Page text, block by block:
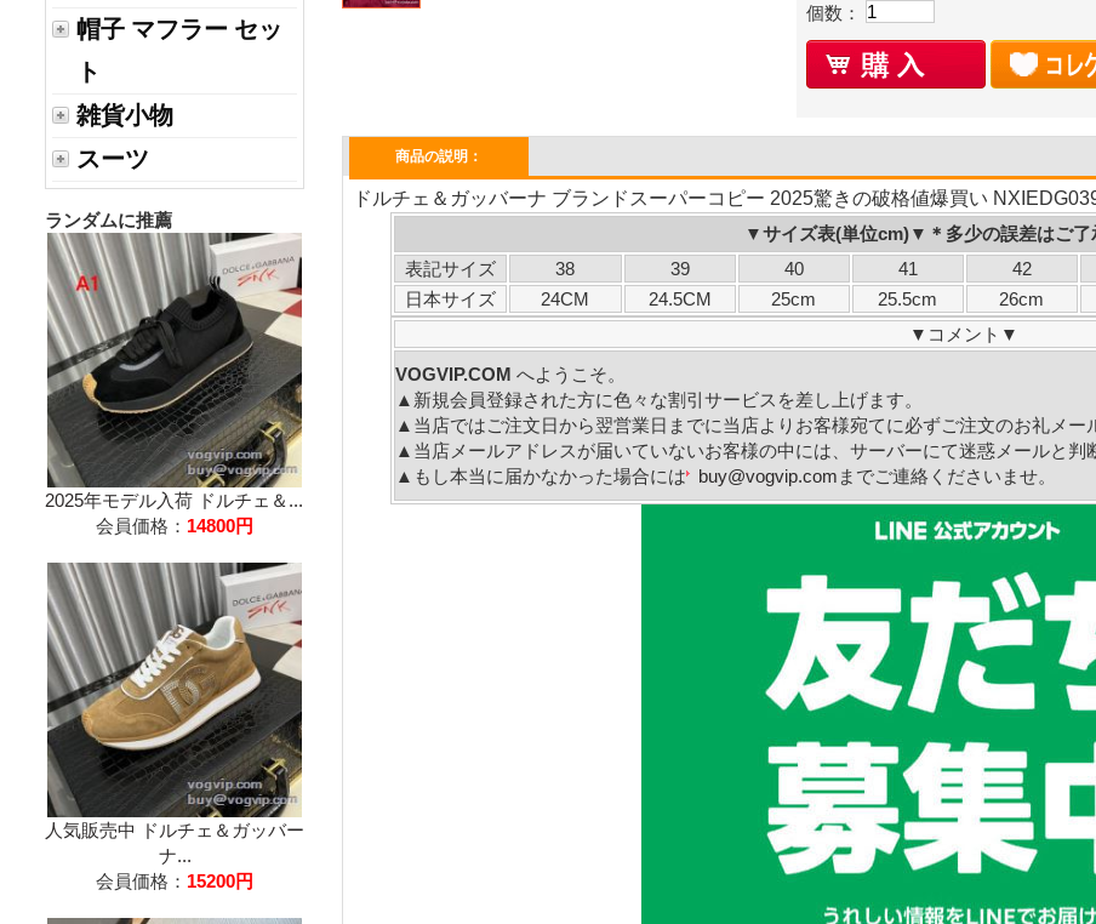
帽子 マフラー セッ
ト
雑貨小物
スーツ
ランダムに推薦
2025年モデル入荷 ドルチェ＆...
会員価格： 14800円
人気販売中 ドルチェ＆ガッバー
ナ...
会員価格： 15200円
個数：
商品の説明：
ドルチェ＆ガッバーナ ブランドスーパーコピー 2025驚きの破格値爆買い
▼サイズ表(単位cm)▼＊多少の誤差はご了
表記サイズ
38 39 40 41 42
日本サイズ
24CM 24.5CM 25cm 25.5cm 26cm
▼ コメント ▼
VOGVIP.COM へようこそ。
▲新規会員登録された方に色々な割引サービスを差し上げます。
▲当店ではご注文日から翌営業日までに当店よりお客様宛てに必ずご注文のお礼メー
▲当店メールアドレスが届いていないお客様の中には、サーバーにて迷惑メールと判
▲もし本当に届かなかった場合には
buy@vogvip.com までご連絡くださいませ。